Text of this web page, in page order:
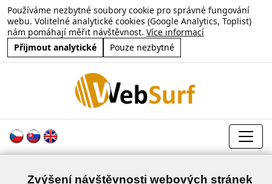
Používáme nezbytné soubory cookie pro správné fungování
webu. Volitelné analytické cookies (Google Analytics, Toplist)
nám pomáhají měřit návštěvnost. Více informací
Přijmout analytické
Pouze nezbytné
Zvýšení návštěvnosti webových stránek